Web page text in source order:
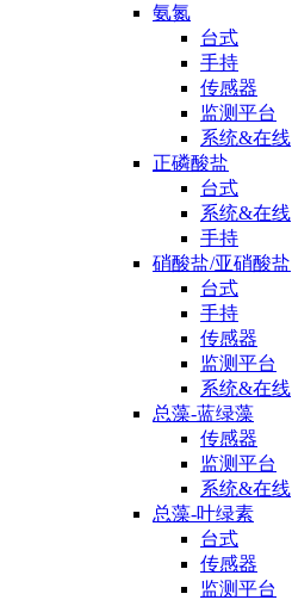
氨氮
台式
手持
传感器
监测平台
系统&在线
正磷酸盐
台式
系统&在线
手持
硝酸盐/亚硝酸盐
台式
手持
传感器
监测平台
系统&在线
总藻-蓝绿藻
传感器
监测平台
系统&在线
总藻-叶绿素
台式
传感器
监测平台